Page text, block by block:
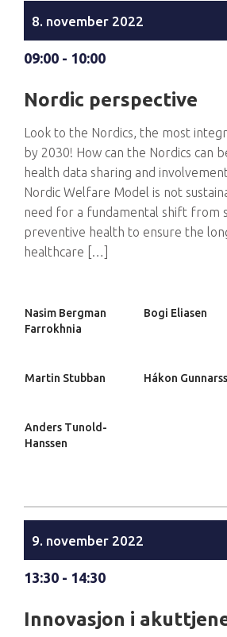
8. november 2022
09:00 - 10:00
Nordic perspective
Look to the Nordics, the most
by 2030! How can the Nordics can
health data sharing and
Nordic Welfare Model is not
need for a fundamental shift from
preventive health to ensure the
healthcare […]
Nasim Bergman
Farrokhnia
Bogi Eliasen
Martin Stubban Hákon
Anders Tunold-
Hanssen
9. november 2022
13:30 - 14:30
Innovasjon i